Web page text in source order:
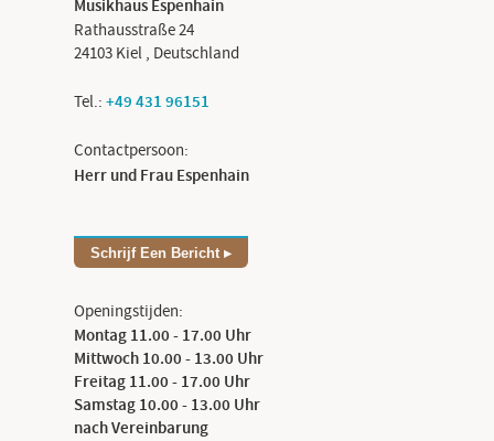
Musikhaus Espenhain
Rathausstraße 24
24103 Kiel , Deutschland
Tel.:+49 431 96151
Contactpersoon:
Herr und Frau Espenhain
Schrijf Een Bericht
Openingstijden:
Montag 11.00 - 17.00 Uhr
Mittwoch 10.00 - 13.00 Uhr
Freitag 11.00 - 17.00 Uhr
Samstag 10.00 - 13.00 Uhr
nach Vereinbarung